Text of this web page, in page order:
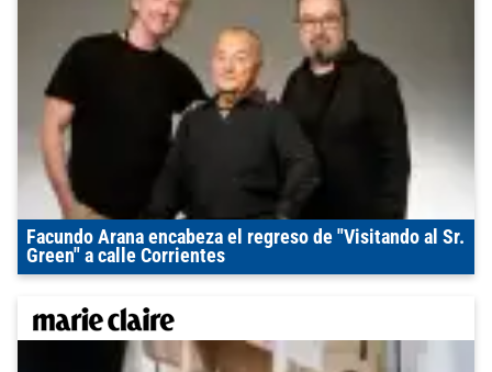
Facundo Arana encabeza el regreso de "Visitando al Sr.
Green" a calle Corrientes